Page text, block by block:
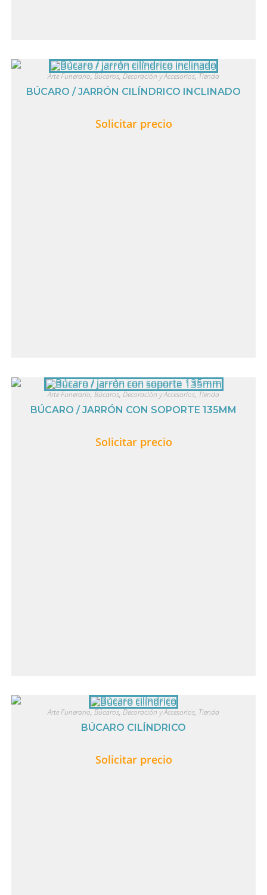
Arte Funerario, Búcaros, Decoración y Accesorios, Tienda
BÚCARO / JARRÓN CILÍNDRICO INCLINADO
Solicitar precio
Arte Funerario,Búcaros,Decoración y Accesorios,Tienda
BÚCARO / JARRÓN CON SOPORTE 135MM
Solicitar precio
Arte Funerario, Búcaros, Decoración y Accesorios, Tienda
BÚCARO CILÍNDRICO
Solicitar precio